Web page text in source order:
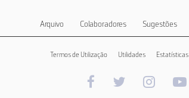
Arquivo Colaboradores Sugestões
Termos de Utilização Utilidades Estatísticas